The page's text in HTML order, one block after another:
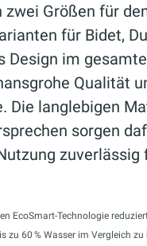
zwei Größen für
für Bidet,
Design im
Qualität
Die langlebigen
sorgen
EcoSmart-Technologie
zu 60 % Wasser im Vergleich